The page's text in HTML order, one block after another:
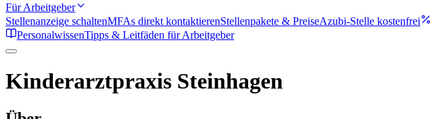
Für Arbeitgeber
Stellenanzeige schaltenMFAs direkt kontaktierenStellenpakete & PreiseAzubi-Stelle kostenfrei
PersonalwissenTipps & Leitfäden für Arbeitgeber
Kinderarztpraxis Steinhagen